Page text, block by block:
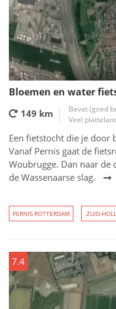
Bloemen en water
149 km
Bevat (goed
Veel
Een fietstocht die je door
Vanaf Pernis gaat de
Woubrugge. Dan naar
de Wassenaarse slag.
PERNIS ROTTERDAM ZUID-
7.4